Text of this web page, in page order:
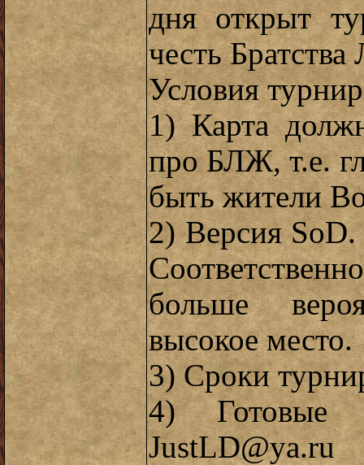
дня открыт
честь
Условия
1) Карта
про БЛЖ, т.е.
быть жители
2) Версия
больше
высокое место.
3) Сроки
4) Готовые
JustLD@ya.ru